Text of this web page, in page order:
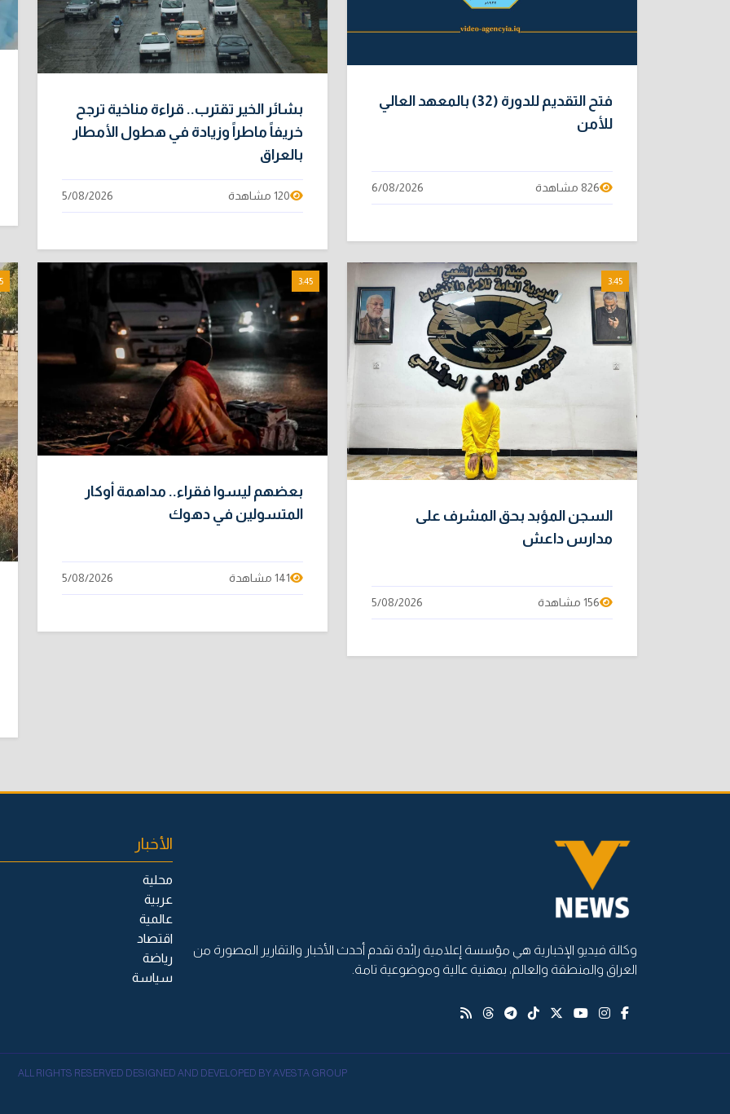
فتح التقديم للدورة (32) بالمعهد العالي
للأمن
826 مشاهدة 6/08/2026
بشائر الخير تقترب.. قراءة مناخية ترجح
خريفاً ماطراً وزيادة في هطول الأمطار
بالعراق
120 مشاهدة 5/08/2026
3:45
السجن المؤبد بحق المشرف على
مدارس داعش
156 مشاهدة 5/08/2026
3:45
بعضهم ليسوا فقراء.. مداهمة أوكار
المتسولين في دهوك
141 مشاهدة 5/08/2026
وكالة فيديو الإخبارية هي مؤسسة إعلامية رائدة تقدم أحدث الأخبار والتقارير المصورة من
العراق والمنطقة والعالم، بمهنية عالية وموضوعية تامة.
الأخبار
محلية
عربية
عالمية
اقتصاد
رياضة
سياسة
ALL RIGHTS RESERVED DESIGNED AND DEVELOPED BY AVESTA GROUP